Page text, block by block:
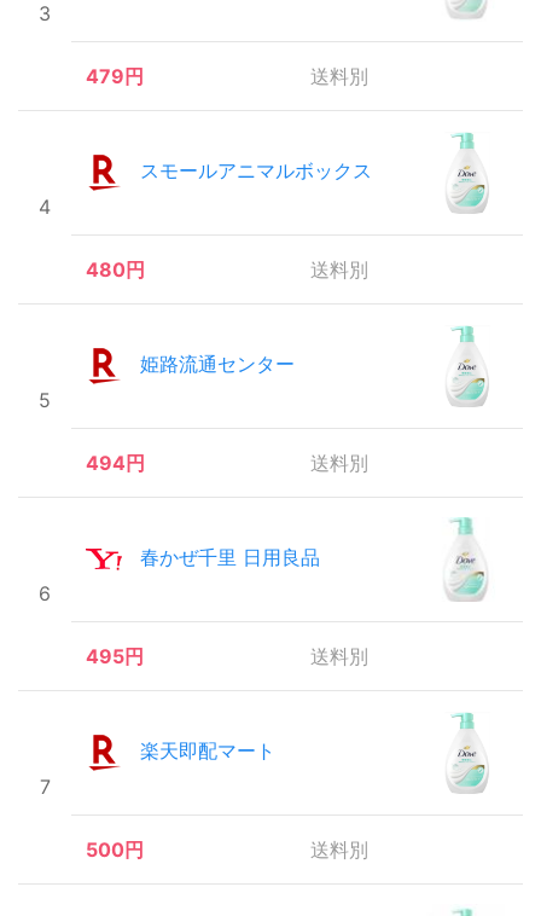
3
479円 送料別
4
スモールアニマルボックス
480円 送料別
5
姫路流通センター
494円 送料別
6
春かぜ千里 日用良品
495円 送料別
7
楽天即配マート
500円 送料別